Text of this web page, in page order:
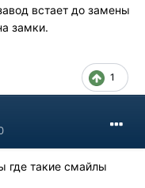
встает до замены
замки.
1
где такие смайлы